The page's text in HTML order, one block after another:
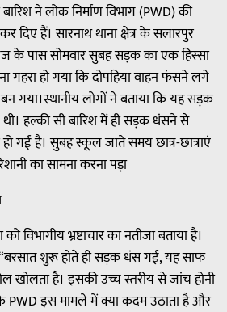
ने लोक निर्माण विभाग (PWD) की
दिए हैं। सारनाथ थाना क्षेत्र के सलारपुर
के पास सोमवार सुबह सड़क का एक हिस्सा
गहरा हो गया कि दोपहिया वाहन फंसने लगे
गया।स्थानीय लोगों ने बताया कि यह सड़क
हल्की सी बारिश में ही सड़क धंसने से
हो गई है। सुबह स्कूल जाते समय छात्र-छात्राएं
का सामना करना पड़ा
भ्रष्टाचार का नतीजा बताया है।
“बरसात शुरू होते ही सड़क धंस गई, यह साफ
खोलता है। इसकी उच्च स्तरीय से जांच होनी
PWD इस मामले में क्या कदम उठाता है और